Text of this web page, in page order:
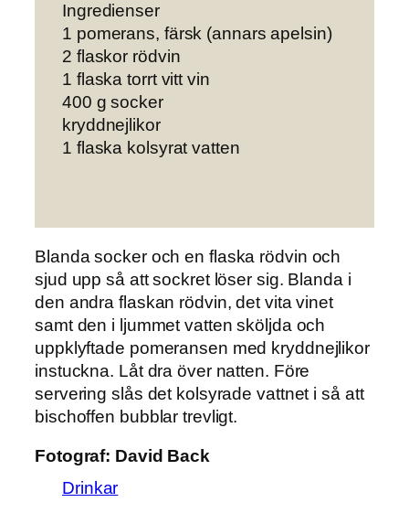
Ingredienser
1 pomerans, färsk (annars apelsin)
2 flaskor rödvin
1 flaska torrt vitt vin
400 g socker
kryddnejlikor
1 flaska kolsyrat vatten
Blanda socker och en flaska rödvin och
sjud upp så att sockret löser sig. Blanda i
den andra flaskan rödvin, det vita vinet
samt den i ljummet vatten sköljda och
uppklyftade pomeransen med kryddnejlikor
instuckna. Låt dra över natten. Före
servering slås det kolsyrade vattnet i så att
bischoffen bubblar trevligt.
Fotograf: David Back
Drinkar